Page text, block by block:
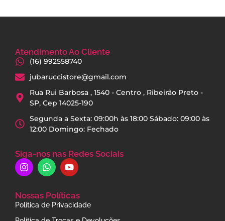
Atendimento Ao Cliente
(16) 992558740
jubaruccistore@gmail.com
Rua Rui Barbosa , 1540 - Centro , Ribeirão Preto -
SP, Cep 14025-190
Segunda a Sexta: 09:00h às 18:00 Sábado: 09:00 às
12:00 Domingo: Fechado
Siga-nos nas Redes Sociais
Nossas Políticas
Política de Privacidade